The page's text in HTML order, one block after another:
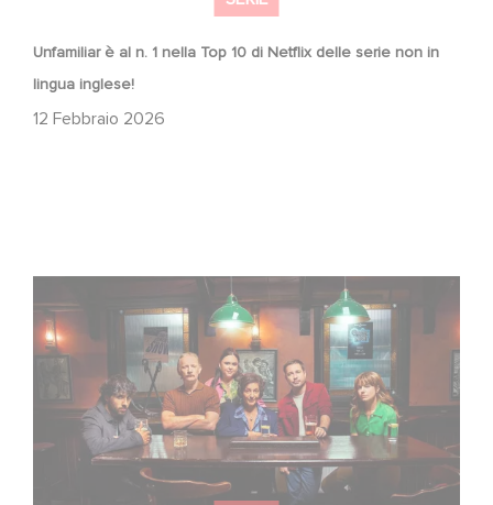
Unfamiliar è al n. 1 nella Top 10 di Netflix delle serie non in
lingua inglese!
12 Febbraio 2026
When Broken Hearts Want Revenge: Welcome to The
Revenge Club